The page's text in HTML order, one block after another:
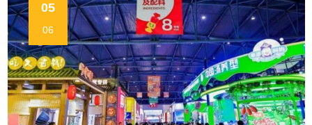
05
06